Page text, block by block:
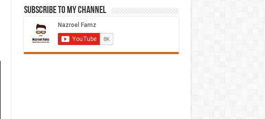
Subscribe to My Channel